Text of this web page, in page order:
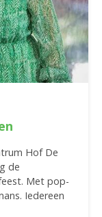
Hof De
de
Met pop-
Iedereen